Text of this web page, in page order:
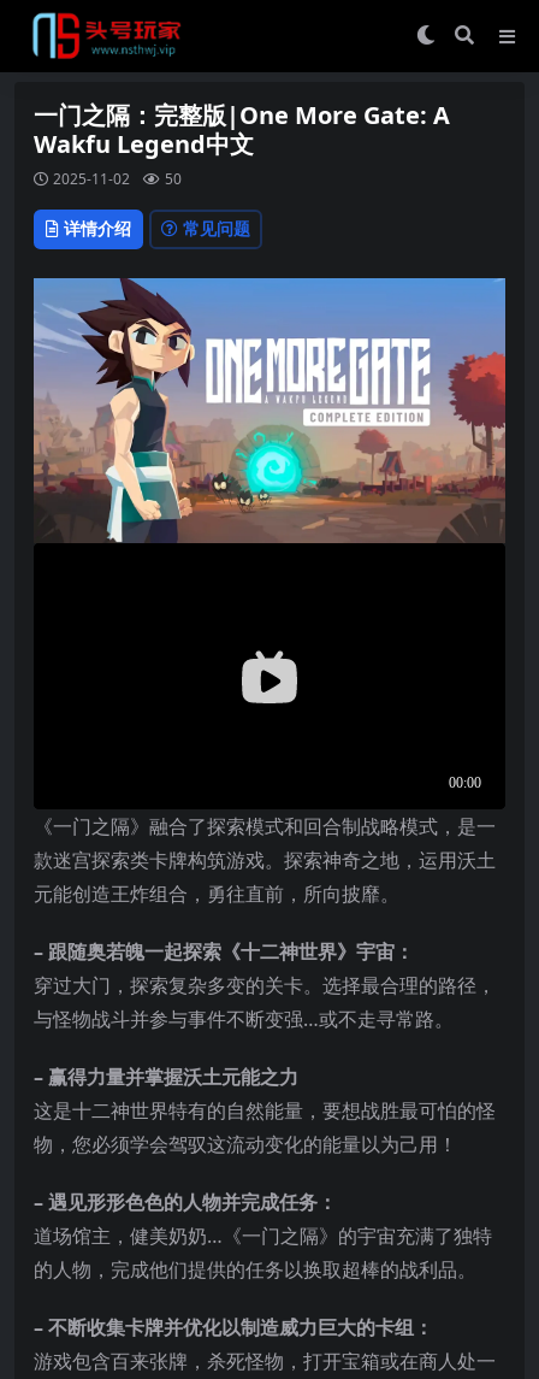
一门之隔：完整版|One More Gate: A
Wakfu Legend中文
2025-11-02 50
详情介绍 常见问题
《一门之隔》融合了探索模式和回合制战略模式，是一
款迷宫探索类卡牌构筑游戏。探索神奇之地，运用沃土
元能创造王炸组合，勇往直前，所向披靡。
– 跟随奥若魄一起探索《十二神世界》宇宙：
穿过大门，探索复杂多变的关卡。选择最合理的路径，
与怪物战斗并参与事件不断变强…或不走寻常路。
– 赢得力量并掌握沃土元能之力
这是十二神世界特有的自然能量，要想战胜最可怕的怪
物，您必须学会驾驭这流动变化的能量以为己用！
– 遇见形形色色的人物并完成任务：
道场馆主，健美奶奶…《一门之隔》的宇宙充满了独特
的人物，完成他们提供的任务以换取超棒的战利品。
– 不断收集卡牌并优化以制造威力巨大的卡组：
游戏包含百来张牌，杀死怪物，打开宝箱或在商人处一